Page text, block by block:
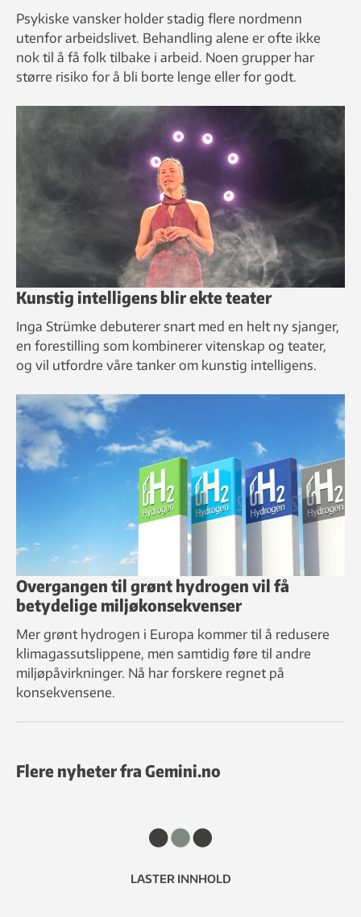
Psykiske vansker holder stadig flere nordmenn
utenfor arbeidslivet. Behandling alene er ofte ikke
nok til å få folk tilbake i arbeid. Noen grupper har
større risiko for å bli borte lenge eller for godt.
Kunstig intelligens blir ekte teater
Inga Strümke debuterer snart med en helt ny sjanger,
en forestilling som kombinerer vitenskap og teater,
og vil utfordre våre tanker om kunstig intelligens.
Overgangen til grønt hydrogen vil få
betydelige miljøkonsekvenser
Mer grønt hydrogen i Europa kommer til å redusere
klimagassutslippene, men samtidig føre til andre
miljøpåvirkninger. Nå har forskere regnet på
konsekvensene.
Flere nyheter fra Gemini.no
LASTER INNHOLD